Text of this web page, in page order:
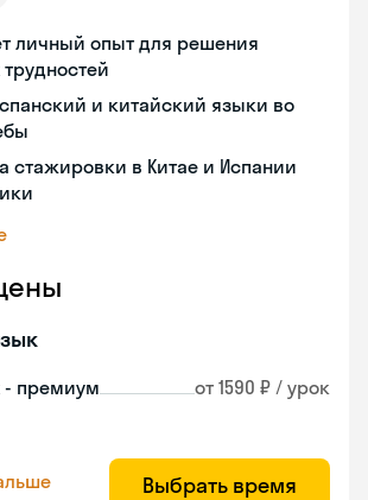
личный опыт для решения
и китайский языки во
стажировки в Китае и Испании
- премиум от 1590 ₽ / урок
Выбрать время